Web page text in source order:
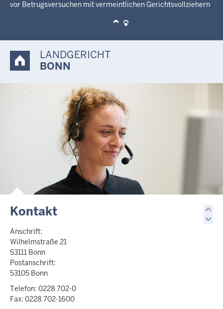
LANDGERICHT
BONN
Kontakt
Anschrift:
Wilhelmstraße 21
53111 Bonn
Postanschrift:
53105 Bonn
Telefon: 0228 702-0
Fax: 0228 702-1600